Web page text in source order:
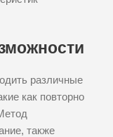
различные
как повторно
также